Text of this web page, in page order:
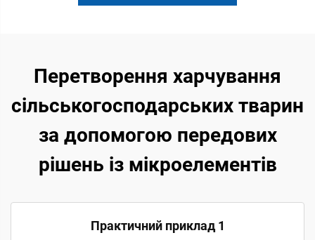
Перетворення харчування
сільськогосподарських тварин
за допомогою передових
рішень із мікроелементів
Практичний приклад 1